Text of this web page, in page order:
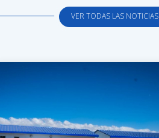
VER TODAS LAS NOTICIAS